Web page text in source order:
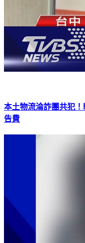
本土物流淪詐團共犯
告費